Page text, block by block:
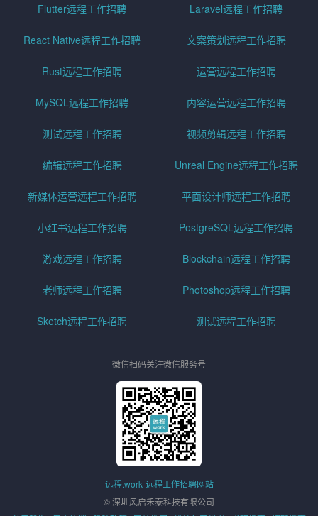
Flutter远程工作招聘 Laravel远程工作招聘
React Native远程工作招聘 文案策划远程工作招聘
Rust远程工作招聘 运营远程工作招聘
MySQL远程工作招聘 内容运营远程工作招聘
测试远程工作招聘 视频剪辑远程工作招聘
编辑远程工作招聘 Unreal Engine远程工作招聘
新媒体运营远程工作招聘 平面设计师远程工作招聘
小红书远程工作招聘 PostgreSQL远程工作招聘
游戏远程工作招聘 Blockchain远程工作招聘
老师远程工作招聘 Photoshop远程工作招聘
Sketch远程工作招聘 测试远程工作招聘
微信扫码关注微信服务号
远程.work-远程工作招聘网站
© 深圳风启禾泰科技有限公司